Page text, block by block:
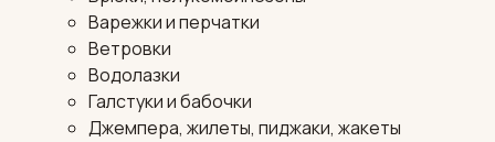
Варежки и перчатки
Ветровки
Водолазки
Галстуки и бабочки
Джемпера, жилеты, пиджаки, жакеты